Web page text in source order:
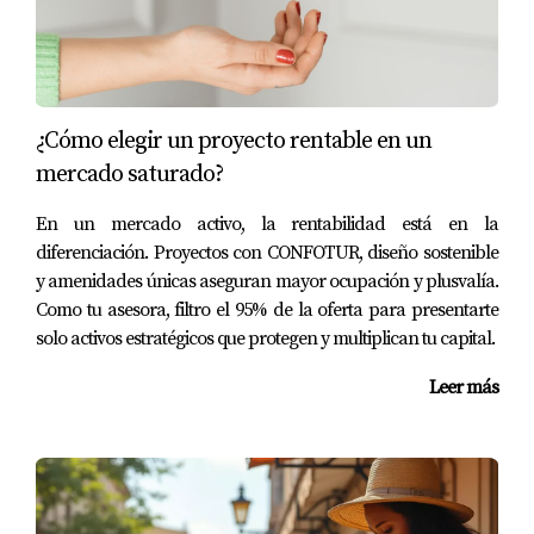
también cuenta con una infraestructura moderna y
servicios excepcionales. Desde escuelas internacionales
hasta hospitales bien equipados, todo está al alcance.
Los restaurantes gourmet y las tiendas exclusivas añaden
un toque cosmopolita a esta comunidad caribeña. Esto
significa que no solo estás comprando una propiedad;
cada necesidad está cubierta.
CASOS DE ÉXITO
explorar algunos casos reales de personas que han
Familia Martínez:
Esta familia decidió comprar una
villa frente al mar hace tres años. Desde entonces,
¿Cómo elegir un proyecto rentable en un
mercado saturado?
En un mercado activo, la rentabilidad está en la
diferenciación. Proyectos con CONFOTUR, diseño sostenible
y amenidades únicas aseguran mayor ocupación y plusvalía.
Como tu asesora, filtro el 95% de la oferta para presentarte
solo activos estratégicos que protegen y multiplican tu capital.
Leer más